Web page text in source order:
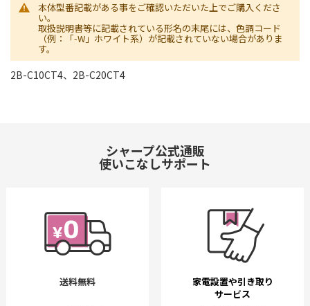
本体型番記載がある事をご確認いただいた上でご購入くださ
い。
取扱説明書等に記載されている形名の末尾には、色調コード
（例：「-W」ホワイト系）が記載されていない場合がありま
す。
2B-C10CT4、2B-C20CT4
シャープ公式通販
使いこなしサポート
送料無料
家電設置や引き取り
サービス